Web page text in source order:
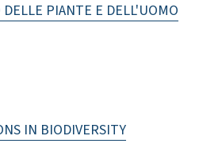
PIANTE E DELL'UOMO
IN BIODIVERSITY